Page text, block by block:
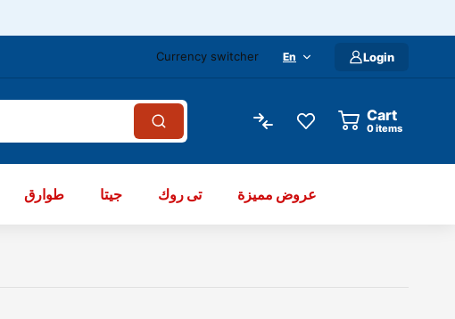
Currency switcher En Login
Cart
items
طوارق جيتا تى روك عروض مميزة